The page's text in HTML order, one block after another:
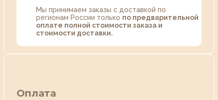
Мы принимаем заказы с доставкой по
регионам России только по предварительной
оплате полной стоимости заказа и
стоимости доставки.
Оплата